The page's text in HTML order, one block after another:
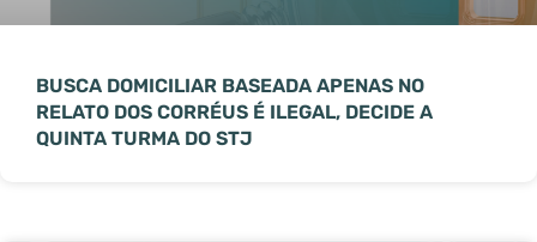
BUSCA DOMICILIAR BASEADA APENAS NO
RELATO DOS CORRÉUS É ILEGAL, DECIDE A
QUINTA TURMA DO STJ